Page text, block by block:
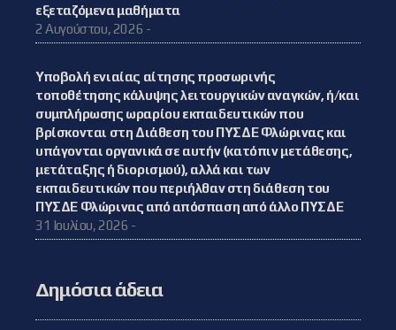
εξεταζόμενα μαθήματα
2 Αυγούστου, 2026 -
Υποβολή ενιαίας αίτησης προσωρινής
τοποθέτησης κάλυψης λειτουργικών αναγκών, ή/και
συμπλήρωσης ωραρίου εκπαιδευτικών που
βρίσκονται στη Διάθεση του ΠΥΣΔΕ Φλώρινας και
υπάγονται οργανικά σε αυτήν (κατόπιν μετάθεσης,
μετάταξης ή διορισμού), αλλά και των
εκπαιδευτικών που περιήλθαν στη διάθεση του
ΠΥΣΔΕ Φλώρινας από απόσπαση από άλλο ΠΥΣΔΕ
31 Ιουλίου, 2026 -
Δημόσια άδεια